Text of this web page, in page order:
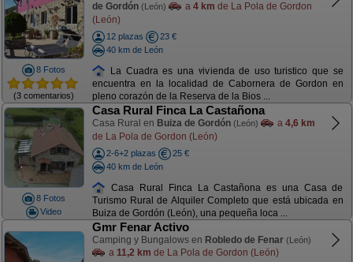
8 Fotos
(3 comentarios)
de Gordón (León) a 4 km de La Pola de Gordon
(León)
12 plazas
23 €
40 km de León
La Cuadra es una vivienda de uso turistico que se
encuentra en la localidad de Cabornera de Gordon en
pleno corazón de la Reserva de la Bios ...
8 Fotos
Video
Casa Rural Finca La Castañona
Casa Rural en Buiza de Gordón (León) a 4,6 km
de La Pola de Gordon (León)
2-6+2 plazas
25 €
40 km de León
Casa Rural Finca La Castañona es una Casa de
Turismo Rural de Alquiler Completo que está ubicada en
Buiza de Gordón (León), una pequeña loca ...
Gmr Fenar Activo
Camping y Bungalows en Robledo de Fenar (León)
a 11,2 km de La Pola de Gordon (León)